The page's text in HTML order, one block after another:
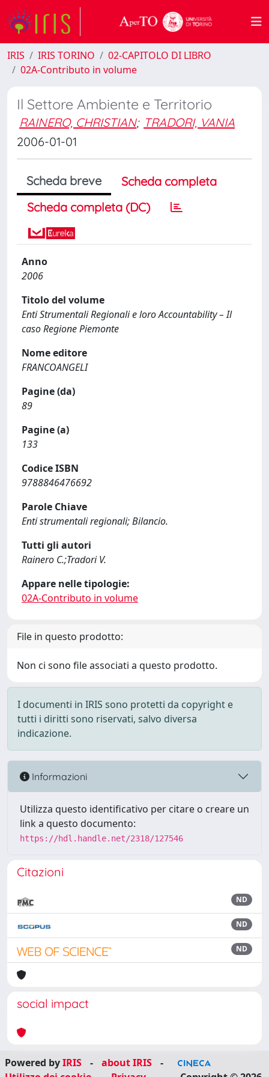
IRIS IRIS TORINO
02-CAPITOLO DI LIBRO
02A-Contributo in volume
Il Settore Ambiente e Territorio
RAINERO, CHRISTIAN; TRADORI, VANIA
2006-01-01
Scheda breve
Scheda completa
Scheda completa (DC)
Anno
2006
Titolo del volume
Enti Strumentali Regionali e loro Accountability – Il
caso Regione Piemonte
Nome editore
FRANCOANGELI
Pagine (da)
89
Pagine (a)
133
Codice ISBN
9788846476692
Parole Chiave
Enti strumentali regionali; Bilancio.
Tutti gli autori
Rainero C.;Tradori V.
Appare nelle tipologie:
02A-Contributo in volume
File in questo prodotto:
Non ci sono file associati a questo prodotto.
I documenti in IRIS sono protetti da copyright e
tutti i diritti sono riservati, salvo diversa
indicazione.
Informazioni
Utilizza questo identificativo per citare o creare un
link a questo documento:
https://hdl.handle.net/2318/127546
Citazioni
ND
ND
ND
social impact
Powered byIRIS - about IRIS
-